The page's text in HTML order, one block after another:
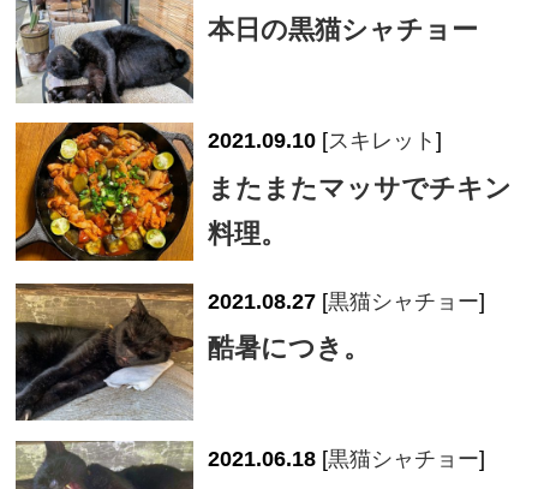
本日の黒猫シャチョー
2021.09.10 [スキレット]
またまたマッサでチキン
料理。
2021.08.27 [黒猫シャチョー]
酷暑につき。
2021.06.18 [黒猫シャチョー]